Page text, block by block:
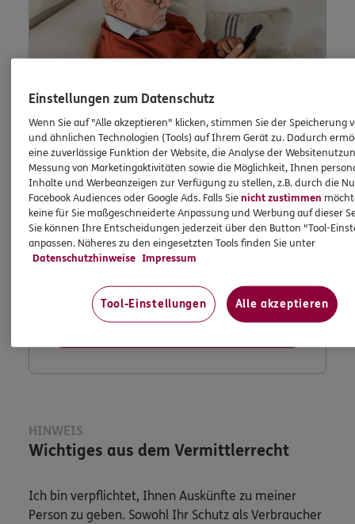
Lob und Beschwerden
Waren Sie zufrieden mit uns? Oder waren Sie
einmal nicht zufrieden? Dann können Sie uns
HINWEIS
Wichtiges aus dem Vermittlerrecht
Ich bin verpflichtet, Ihnen Auskünfte zu meiner
Person zu geben. Sowohl Ihr Schutz als Verbraucher
Einstellungen zum Datenschutz
Wenn Sie auf "Alle akzeptieren" klicken, stimmen Sie der Speicherung
und ähnlichen Technologien (Tools) auf Ihrem Gerät zu. Dadurch
eine zuverlässige Funktion der Website, die Analyse der
Messung von Marketingaktivitäten sowie die Möglichkeit, Ihnen
Inhalte und Werbeanzeigen zur Verfügung zu stellen, z.B. durch die
Facebook Audiences oder Google Ads. Falls Sienicht zustimmen
keine für Sie maßgeschneiderte Anpassung und Werbung auf dieser
Sie können Ihre Entscheidungen jederzeit über den Button "Tool-
anpassen. Näheres zu den eingesetzten Tools finden Sie unter
Datenschutzhinweise Impressum
Tool-Einstellungen Alle akzeptieren